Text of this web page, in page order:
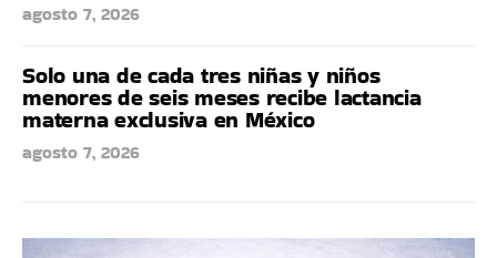
agosto 7, 2026
Solo una de cada tres niñas y niños
menores de seis meses recibe lactancia
materna exclusiva en México
agosto 7, 2026